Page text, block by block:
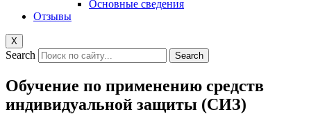
Основные сведения
Отзывы
X
Search Search
Обучение по применению средств
индивидуальной защиты (СИЗ)